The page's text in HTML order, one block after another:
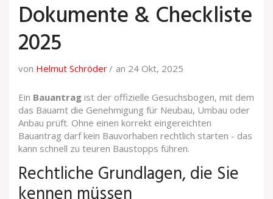
Dokumente & Checkliste
2025
von Helmut Schröder an 24 Okt, 2025
Ein Bauantrag ist der offizielle Gesuchsbogen, mit dem
das Bauamt die Genehmigung für Neubau, Umbau oder
Anbau prüft. Ohne einen korrekt eingereichten
Bauantrag darf kein Bauvorhaben rechtlich starten - das
kann schnell zu teuren Baustopps führen.
Rechtliche Grundlagen, die Sie